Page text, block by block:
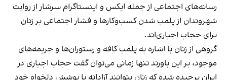
رسانه‎‌های اجتماعی از جمله ایکس و اینستاگرام سرشار از روایت
شهروندان از پلمب شدن کسب‌وکارها و فشار اجتماعی بر زنان
برای حجاب اجباری‌اند.
گروهی از زنان با اشاره به پلمب کافه و رستوران‌ها و جریمه‌های
موجود، بر این باورند تنها زمانی می‌توان گفت حجاب اجباری در
ایران برچیده شده که زنان بتوانند آزادانه با پوشش دلخواه خود